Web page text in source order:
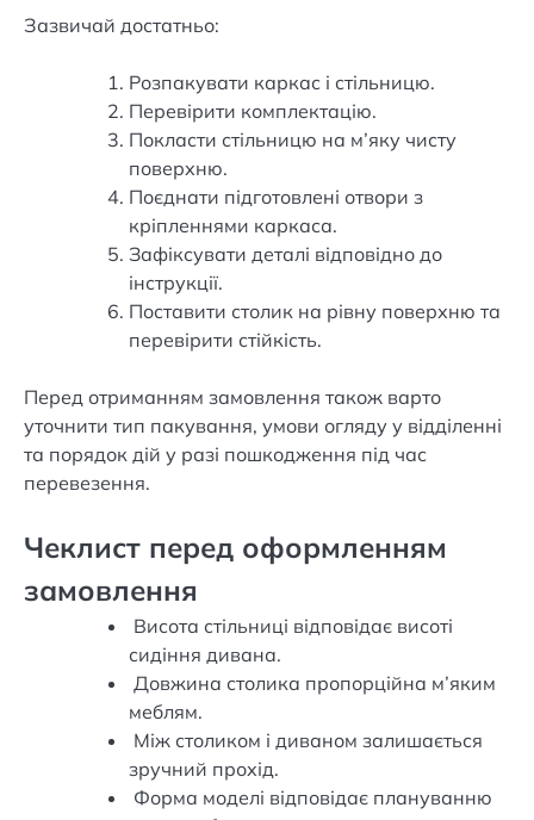
Зазвичай достатньо:
Розпакувати каркас і стільницю.
Перевірити комплектацію.
Покласти стільницю на м’яку чисту
поверхню.
Поєднати підготовлені отвори з
кріпленнями каркаса.
Зафіксувати деталі відповідно до
інструкції.
Поставити столик на рівну поверхню та
перевірити стійкість.
Перед отриманням замовлення також варто
уточнити тип пакування, умови огляду у відділенні
та порядок дій у разі пошкодження під час
перевезення.
Чеклист перед оформленням
замовлення
Висота стільниці відповідає висоті
сидіння дивана.
Довжина столика пропорційна м’яким
меблям.
Між столиком і диваном залишається
зручний прохід.
Форма моделі відповідає плануванню